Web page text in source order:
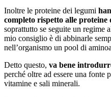
Inoltre le proteine dei legumi
completo rispetto alle proteine
soprattutto se seguite un regime
mio consiglio è di abbinarle
nell’organismo un pool di
Detto questo, va bene
perché oltre ad essere una fonte
vitamine e sali minerali.